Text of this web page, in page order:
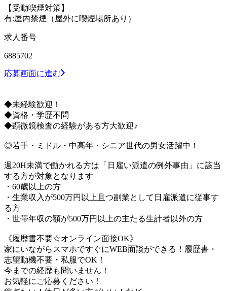
【受動喫煙対策】
有:屋内禁煙（屋外に喫煙場所あり）
求人番号
6885702
応募画面に進む
◆未経験歓迎！
◆資格・学歴不問
◆顕微鏡検査の経験がある方大歓迎♪
◎若手・ミドル・中高年・シニア世代の男女活躍中！
週20H未満で働かれる方は「日雇い派遣の例外事由」に該当
する方が対象となります
・60歳以上の方
・生業収入が500万円以上且つ副業として日雇派遣に従事す
る方
・世帯年収の額が500万円以上の主たる生計者以外の方
《履歴書不要☆オンライン面接OK》
家にいながらスマホですぐにWEB面談ができる！履歴書・
志望動機不要・私服でOK！
今までの経歴も問いません！
お気軽にご応募ください！